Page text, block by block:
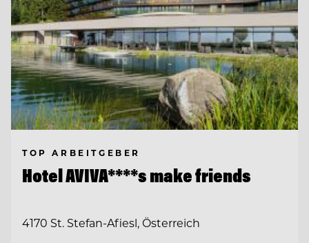
TOP ARBEITGEBER
Hotel AVIVA****s make friends
4170 St. Stefan-Afiesl, Österreich